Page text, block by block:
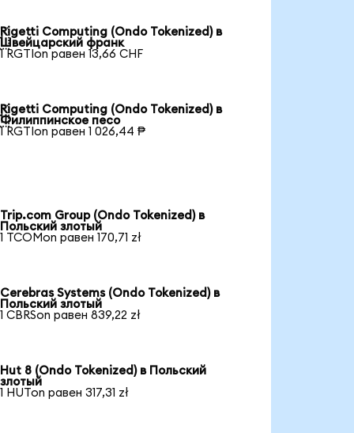
Rigetti Computing (Ondo Tokenized) в
Швейцарский франк
1 RGTIon равен 13,66 CHF
Rigetti Computing (Ondo Tokenized) в
Филиппинское песо
1 RGTIon равен 1 026,44 ₱
Trip.com Group (Ondo Tokenized) в
Польский злотый
1 TCOMon равен 170,71 zł
Cerebras Systems (Ondo Tokenized) в
Польский злотый
1 CBRSon равен 839,22 zł
Hut 8 (Ondo Tokenized) в Польский
злотый
1 HUTon равен 317,31 zł